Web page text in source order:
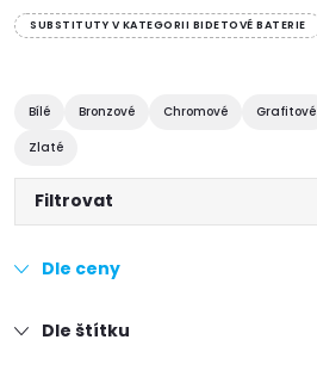
SUBSTITUTY V KATEGORII BIDETOVÉ BATERIE
Bílé Bronzové Chromové Grafitové
Zlaté
Filtrovat
Dle ceny
Dle štítku